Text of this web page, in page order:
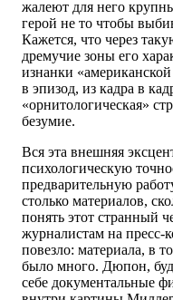
жалеют для него
герой не то чтобы
Кажется, что через
дремучие зоны его
изнанки
в эпизод, из кадра в
«орнитологическая»
безумие.
Вся эта внешняя
психологическую
предварительную
столько материалов,
понять этот странный
журналистам на пресс-
повезло: материала, в
было много. Дюпон,
себе документальные